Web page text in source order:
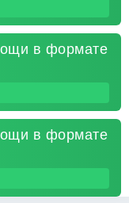
в формате
в формате